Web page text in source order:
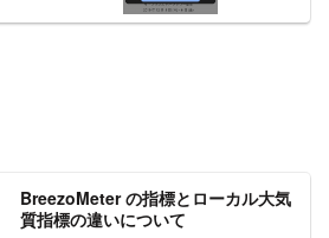
BreezoMeter の指標とローカル大気
質指標の違いについて